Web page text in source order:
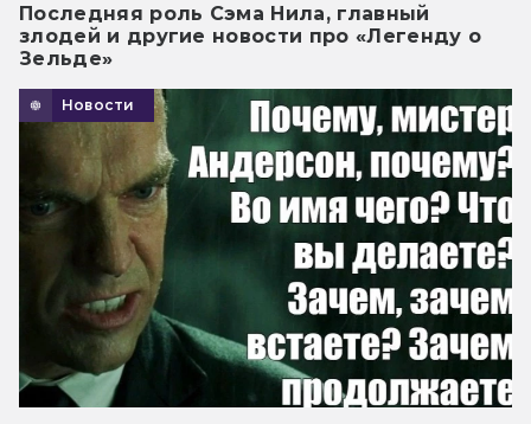
Последняя роль Сэма Нила, главный
злодей и другие новости про «Легенду о
Зельде»
Новости